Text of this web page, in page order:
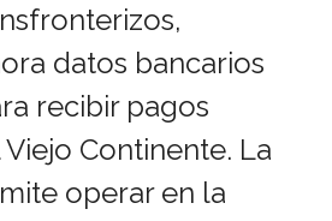
datos bancarios
recibir pagos
Continente. La
operar en la